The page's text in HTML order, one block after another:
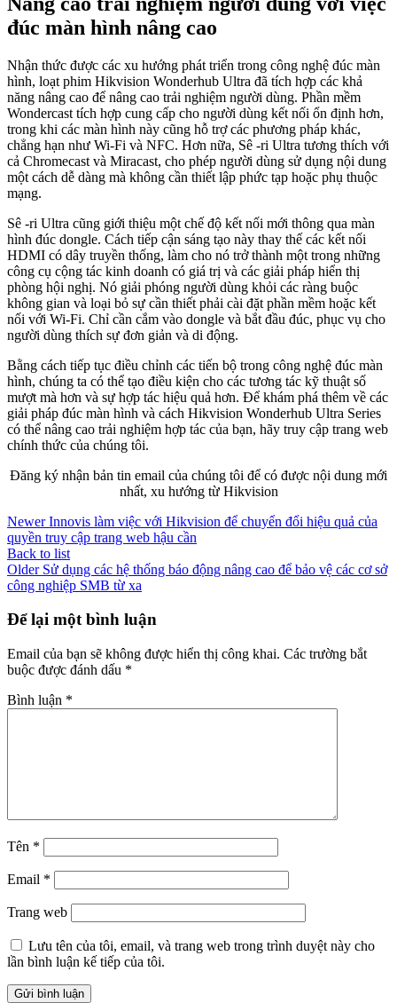
đúc màn hình nâng cao
Nhận thức được các xu hướng phát triển trong công nghệ đúc màn
hình, loạt phim Hikvision Wonderhub Ultra đã tích hợp các khả
năng nâng cao để nâng cao trải nghiệm người dùng. Phần mềm
Wondercast tích hợp cung cấp cho người dùng kết nối ổn định hơn,
trong khi các màn hình này cũng hỗ trợ các phương pháp khác,
chẳng hạn như Wi-Fi và NFC. Hơn nữa, Sê -ri Ultra tương thích với
cả Chromecast và Miracast, cho phép người dùng sử dụng nội dung
một cách dễ dàng mà không cần thiết lập phức tạp hoặc phụ thuộc
mạng.
Sê -ri Ultra cũng giới thiệu một chế độ kết nối mới thông qua màn
hình đúc dongle. Cách tiếp cận sáng tạo này thay thế các kết nối
HDMI có dây truyền thống, làm cho nó trở thành một trong những
công cụ cộng tác kinh doanh có giá trị và các giải pháp hiển thị
phòng hội nghị. Nó giải phóng người dùng khỏi các ràng buộc
không gian và loại bỏ sự cần thiết phải cài đặt phần mềm hoặc kết
nối với Wi-Fi. Chỉ cần cắm vào dongle và bắt đầu đúc, phục vụ cho
người dùng thích sự đơn giản và di động.
Bằng cách tiếp tục điều chỉnh các tiến bộ trong công nghệ đúc màn
hình, chúng ta có thể tạo điều kiện cho các tương tác kỹ thuật số
mượt mà hơn và sự hợp tác hiệu quả hơn. Để khám phá thêm về các
giải pháp đúc màn hình và cách Hikvision Wonderhub Ultra Series
có thể nâng cao trải nghiệm hợp tác của bạn, hãy truy cập trang web
chính thức của chúng tôi.
Đăng ký nhận bản tin email của chúng tôi để có được nội dung mới
nhất, xu hướng từ Hikvision
Newer Innovis làm việc với Hikvision để chuyển đổi hiệu quả của
quyền truy cập trang web hậu cần
Back to list
Older Sử dụng các hệ thống báo động nâng cao để bảo vệ các cơ sở
công nghiệp SMB từ xa
Để lại một bình luận
Email của bạn sẽ không được hiển thị công khai. Các trường bắt
buộc được đánh dấu *
Bình luận *
Tên *
Email *
Trang web
Lưu tên của tôi, email, và trang web trong trình duyệt này cho
lần bình luận kế tiếp của tôi.